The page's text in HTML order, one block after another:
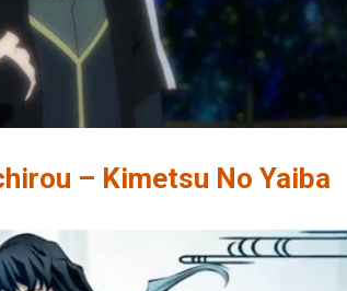
– Kimetsu No Yaiba